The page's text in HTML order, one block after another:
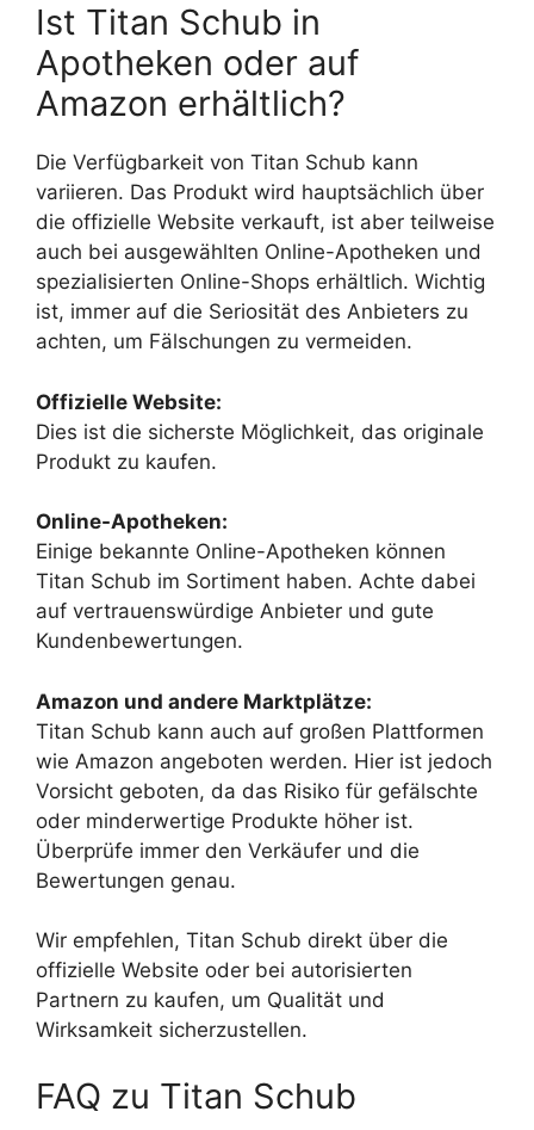
Ist Titan Schub in
Apotheken oder auf
Amazon erhältlich?
Die Verfügbarkeit von Titan Schub kann
variieren. Das Produkt wird hauptsächlich über
die offizielle Website verkauft, ist aber teilweise
auch bei ausgewählten Online-Apotheken und
spezialisierten Online-Shops erhältlich. Wichtig
ist, immer auf die Seriosität des Anbieters zu
achten, um Fälschungen zu vermeiden.
Offizielle Website:
Dies ist die sicherste Möglichkeit, das originale
Produkt zu kaufen.
Online-Apotheken:
Einige bekannte Online-Apotheken können
Titan Schub im Sortiment haben. Achte dabei
auf vertrauenswürdige Anbieter und gute
Kundenbewertungen.
Amazon und andere Marktplätze:
Titan Schub kann auch auf großen Plattformen
wie Amazon angeboten werden. Hier ist jedoch
Vorsicht geboten, da das Risiko für gefälschte
oder minderwertige Produkte höher ist.
Überprüfe immer den Verkäufer und die
Bewertungen genau.
Wir empfehlen, Titan Schub direkt über die
offizielle Website oder bei autorisierten
Partnern zu kaufen, um Qualität und
Wirksamkeit sicherzustellen.
FAQ zu Titan Schub